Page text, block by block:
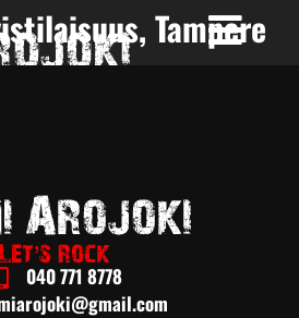
Tampere
040 771 8778